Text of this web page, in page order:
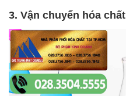
3. Vận chuyển hóa chất